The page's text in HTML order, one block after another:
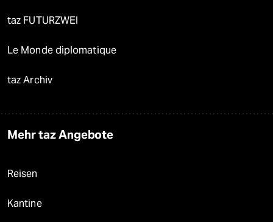
taz FUTURZWEI
Le Monde diplomatique
taz Archiv
Mehr taz Angebote
Reisen
Kantine